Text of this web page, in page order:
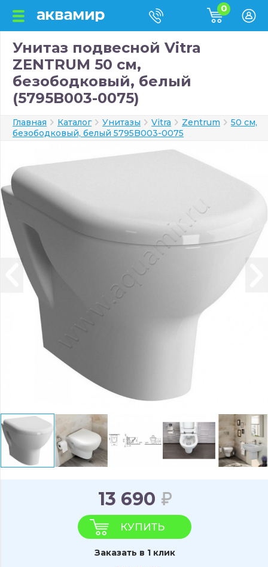
0
Унитаз подвесной Vitra
ZENTRUM 50 см,
безободковый, белый
(5795B003-0075)
Главная Каталог Унитазы Vitra Zentrum
50 см,
безободковый, белый 5795B003-0075
13 690
КУПИТЬ
Заказать в 1 клик